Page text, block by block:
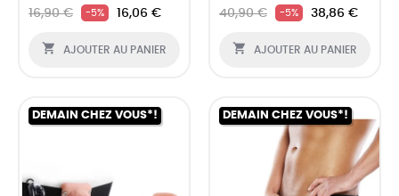
16,90 € -5% 16,06 €
 AJOUTER AU PANIER
40,90 € -5% 38,86 €
 AJOUTER AU PANIER
DEMAIN CHEZ VOUS*! DEMAIN CHEZ VOUS*!